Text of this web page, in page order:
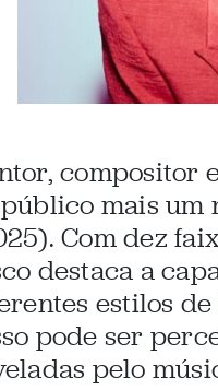
compositor
mais um
Com dez
destaca a
estilos
pode ser
pelo